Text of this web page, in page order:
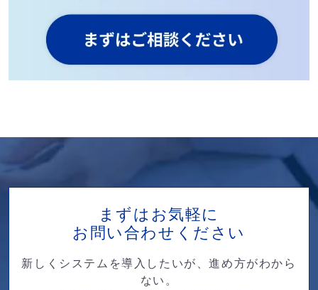
まずはお気軽に
お問い合わせください
新しくシステムを導入したいが、進め方がわから
ない。